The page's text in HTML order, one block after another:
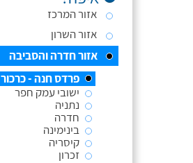
אזור המרכז
אזור השרון
אזור חדרה והסביבה
פרדס חנה - כרכור
ישובי עמק חפר
נתניה
חדרה
בינימינה
קיסריה
זכרון